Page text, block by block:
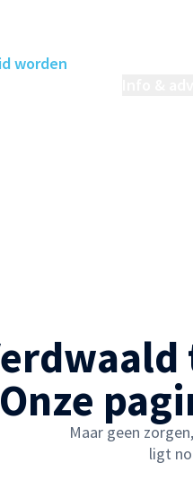
worden
Onze
Maar geen
ligt